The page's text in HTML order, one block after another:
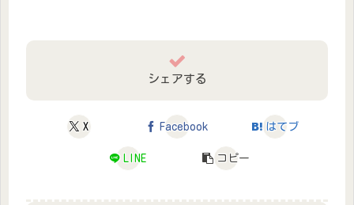
シェアする
X Facebook はてブ
LINE コピー